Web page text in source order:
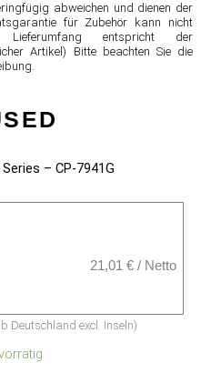
abweichen und dienen der
für Zubehör kann nicht
entspricht der
Artikel) Bitte beachten Sie die
– CP-7941G
21,01 € / Netto
Deutschland excl. Inseln)